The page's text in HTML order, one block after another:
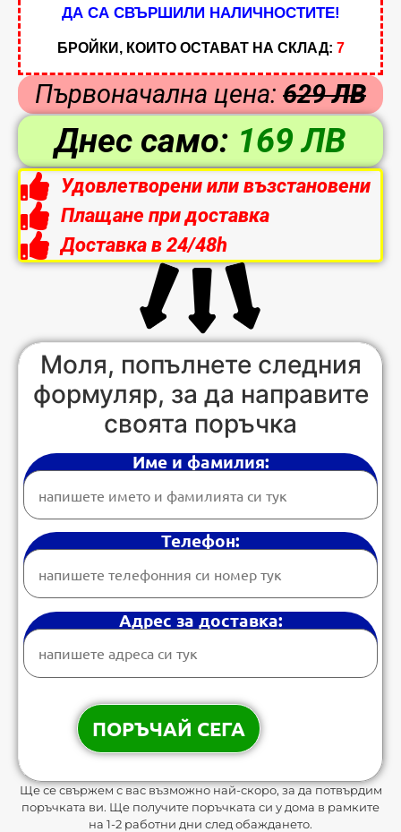
ДА СА СВЪРШИЛИ НАЛИЧНОСТИТЕ!
БРОЙКИ, КОИТО ОСТАВАТ НА СКЛАД: 7
Първоначална цена: 629ЛВ
Днес само: 169 ЛВ
Удовлетворени или възстановени
Плащане при доставка
Доставка в 24/48h
Моля, попълнете следния
формуляр, за да направите
своята поръчка
Име и фамилия:
Телефон:
Адрес за доставка:
Ще се свържем с вас възможно най-скоро, за да потвърдим
поръчката ви. Ще получите поръчката си у дома в рамките
на 1-2 работни дни след обаждането.